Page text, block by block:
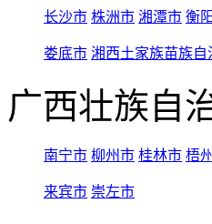
长沙市 株洲市 湘潭市 衡
娄底市 湘西土家族苗族自
广西壮族自
南宁市 柳州市 桂林市 梧
来宾市 崇左市